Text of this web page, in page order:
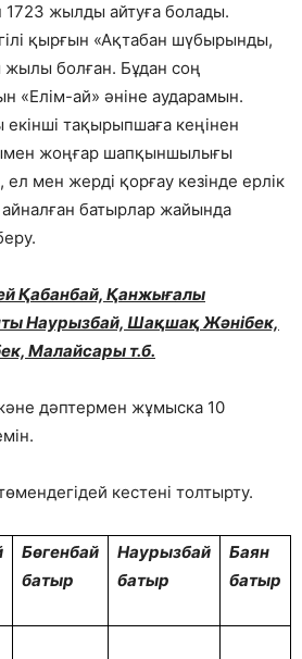
1723 жылды айтуға болады.
қырғын «Ақтабан шүбырынды,
жылы болған. Бұдан соң
«Елім-ай» әніне аударамын.
тақырыпшаға кеңінен
жоңғар шапқыншылығы
ел мен жерді қорғау кезінде ерлік
айналған батырлар жайында
Қабанбай, Қанжығалы
Наурызбай, Шақшақ Жәнібек,
Малайсары т.б.
дәптермен жұмыска 10
кестені толтырту.
Бөгенбай
батыр
Наурызбай
батыр
Баян
батыр